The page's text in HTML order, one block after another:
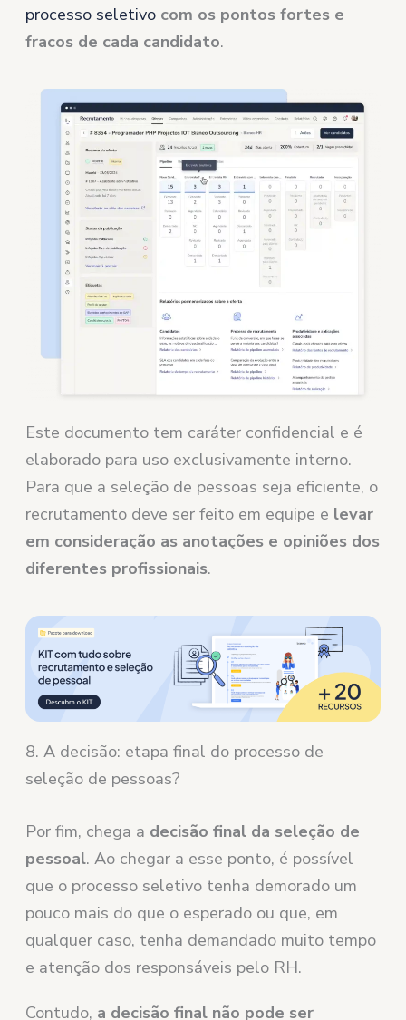
processo seletivo com os pontos fortes e
fracos de cada candidato.
Este documento tem caráter confidencial e é
elaborado para uso exclusivamente interno.
Para que a seleção de pessoas seja eficiente, o
recrutamento deve ser feito em equipe e levar
em consideração as anotações e opiniões dos
diferentes profissionais.
8. A decisão: etapa final do processo de
seleção de pessoas?
Por fim, chega a decisão final da seleção de
pessoal. Ao chegar a esse ponto, é possível
que o processo seletivo tenha demorado um
pouco mais do que o esperado ou que, em
qualquer caso, tenha demandado muito tempo
e atenção dos responsáveis ​​pelo RH.
Contudo, a decisão final não pode ser